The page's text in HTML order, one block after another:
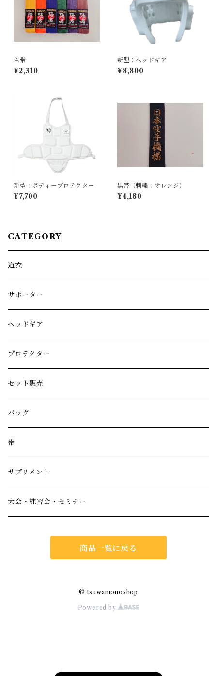
色帯
¥2,310
新型：ヘッドギア
¥8,800
新型：ボディープロテクター
¥7,700
黒帯（刺繍：オレンジ）
¥4,180
CATEGORY
道衣
サポーター
ヘッドギア
プロテクター
セット販売
バッグ
帯
サプリメント
大会・練習会・セミナー
商品一覧に戻る
© tsuwamonoshop
Powered by